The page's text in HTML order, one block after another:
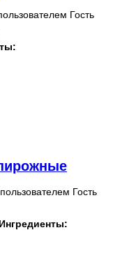
Гость
Гость
Ингредиенты: